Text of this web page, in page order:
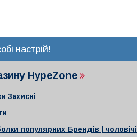
настрій!
HypeZone
Захисні
популярних Брендів | чоловічі